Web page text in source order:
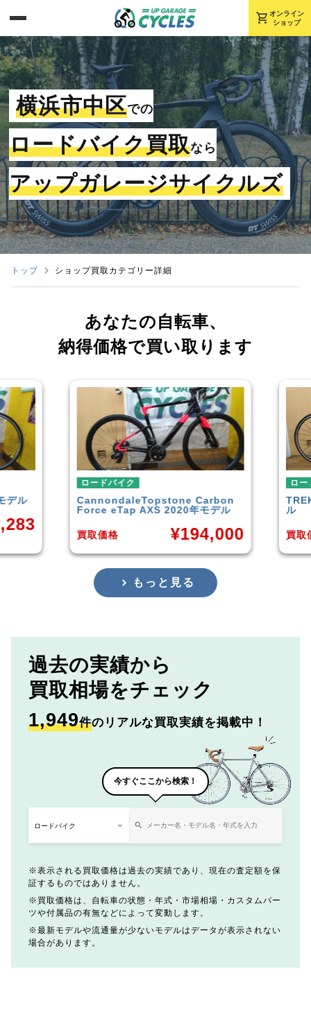
shopping_cart オンライン
ショップ
横浜市中区での
ロードバイク買取なら
アップガレージサイクルズ
トップ ショップ買取カテゴリー詳細
あなたの自転車、
納得価格で買い取ります
ロードバイク
CannondaleTopstone Carbon
Force eTap AXS 2020年モデル
買取価格 194,000
ロード
TREK
買取価格
もっと見る
過去の実績から
買取相場をチェック
1,949件のリアルな買取実績を掲載中！
今すぐここから検索！
表示される買取価格は過去の実績であり、現在の査定額を保
証するものではありません。
買取価格は、自転車の状態・年式・市場相場・カスタムパー
ツや付属品の有無などによって変動します。
最新モデルや流通量が少ないモデルはデータが表示されない
場合があります。